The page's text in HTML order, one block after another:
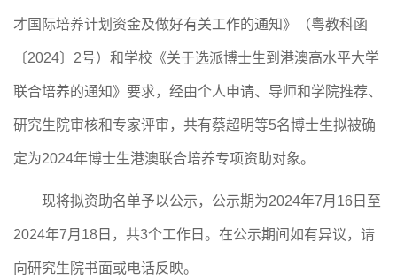
才国际培养计划资金及做好有关工作的通知》（粤教科函
〔2024〕2号） 和学校《关于选派博士生到港澳高水平大学
联合培养的通知》要求，经由个人申请、导师和学院推荐、
研究生院审核和专家评审，共有蔡超明等5名博士生拟被确
定为2024年博士生港澳联合培养专项资助对象。
现将拟资助名单予以公示，公示期为2024年7月16日至
2024年7月18日，共3个工作日。在公示期间如有异议，请
向研究生院书面或电话反映。